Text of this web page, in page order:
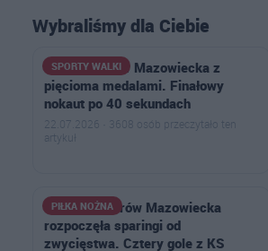
Wybraliśmy dla Ciebie
SPORTY WALKI
Goryle Ostrów Mazowiecka z
pięcioma medalami. Finałowy
nokaut po 40 sekundach
22.07.2026 · 3608 osób przeczytało ten
artykuł
PIŁKA NOŻNA
Ostrovia Ostrów Mazowiecka
rozpoczęła sparingi od
zwycięstwa. Cztery gole z KS